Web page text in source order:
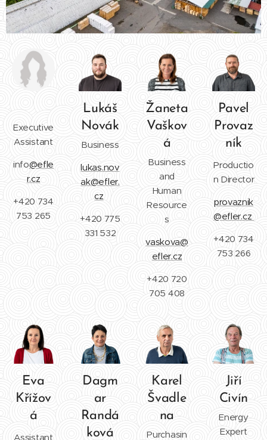
Executive
Assistant
info@efle
r.cz
+420 734
753 265
Lukáš
Novák
Business
lukas.nov
ak@efler.
cz
+420 775
331 532
Žaneta
Vaškov
á
Business
and
Human
Resource
s
vaskova@
efler.cz
+420 720
705 408
Pavel
Provaz
ník
Productio
n Director
provaznik
@efler.cz
+420 734
753 266
Eva
Křížov
á
Assistant
Dagm
ar
Randá
ková
Karel
Švadle
na
Purchasin
Jiří
Civín
Energy
Expert